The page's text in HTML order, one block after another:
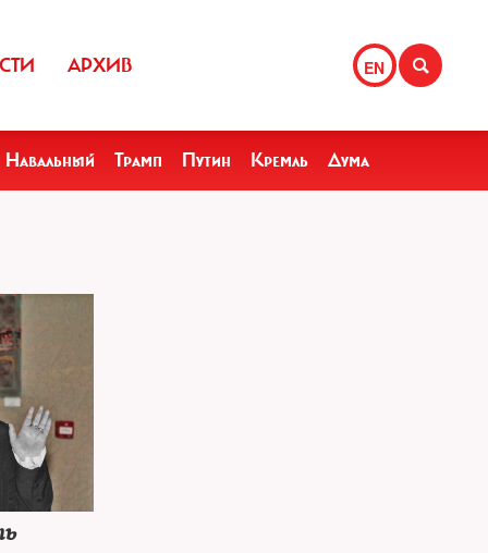
EN
АРХИВ
Навальный Трамп Путин Кремль Дума